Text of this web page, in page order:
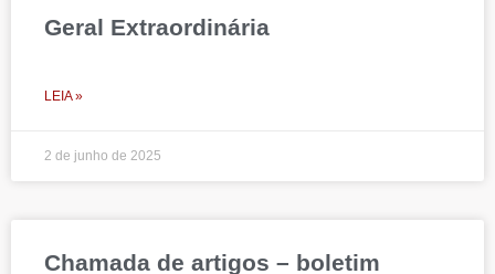
Geral Extraordinária
LEIA »
2 de junho de 2025
Chamada de artigos – boletim